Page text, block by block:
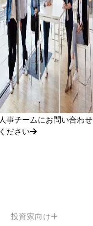
人事チームにお問い合わせ
ください
投資家向け